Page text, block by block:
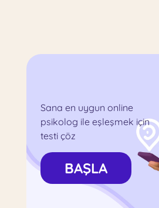
Sana en uygun online
psikolog ile eşleşmek için
testi çöz
BAŞLA